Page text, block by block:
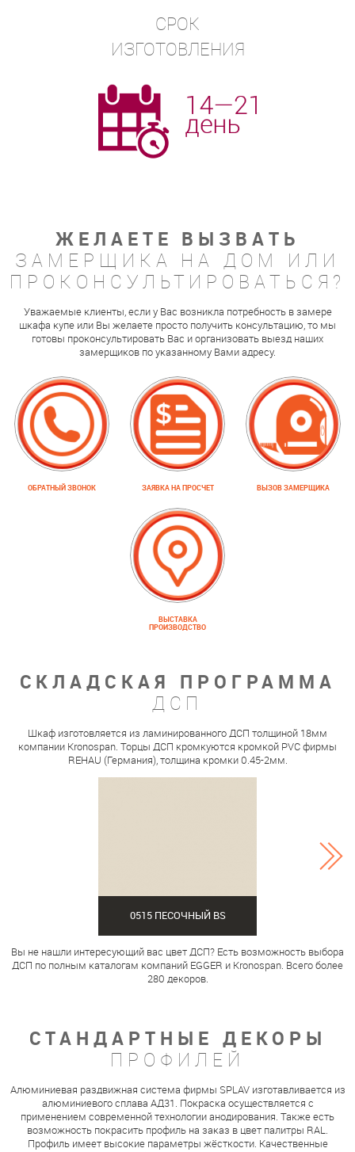
СРОК
ИЗГОТОВЛЕНИЯ
ЖЕЛАЕТЕ ВЫЗВАТЬ
ЗАМЕРЩИКА НА ДОМ ИЛИ
ПРОКОНСУЛЬТИРОВАТЬСЯ?
Уважаемые клиенты, если у Вас возникла потребность в замере
шкафа купе или Вы желаете просто получить консультацию, то мы
готовы проконсультировать Вас и организовать выезд наших
замерщиков по указанному Вами адресу.
ОБРАТНЫЙ ЗВОНОК ЗАЯВКА НА ПРОСЧЕТ ВЫЗОВ ЗАМЕРЩИКА
ВЫСТАВКА
ПРОИЗВОДСТВО
СКЛАДСКАЯ ПРОГРАММА
ДСП
Шкаф изготовляется из ламинированного ДСП толщиной 18мм
компании Kronospan. Торцы ДСП кромкуются кромкой PVC фирмы
REHAU (Германия), толщина кромки 0.45-2мм.
0515 ПЕСОЧНЫЙ BS
Вы не нашли интересующий вас цвет ДСП? Есть возможность выбора
ДСП по полным каталогам компаний EGGER и Kronospan. Всего более
280 декоров.
СТАНДАРТНЫЕ ДЕКОРЫ
ПРОФИЛЕЙ
Алюминиевая раздвижная система фирмы SPLAV изготавливается из
алюминиевого сплава АД31. Покраска осуществляется с
применением современной технологии анодирования. Также есть
возможность покрасить профиль на заказ в цвет палитры RAL.
Профиль имеет высокие параметры жёсткости. Качественные